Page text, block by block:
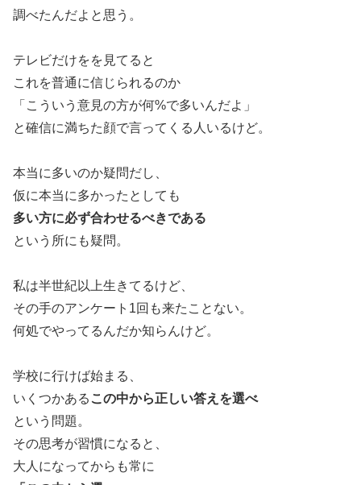
調べたんだよと思う。
テレビだけをを見てると
これを普通に信じられるのか
「こういう意見の方が何%で多いんだよ」
と確信に満ちた顔で言ってくる人いるけど。
本当に多いのか疑問だし、
仮に本当に多かったとしても
多い方に必ず合わせるべきである
という所にも疑問。
私は半世紀以上生きてるけど、
その手のアンケート1回も来たことない。
何処でやってるんだか知らんけど。
学校に行けば始まる、
いくつかある この中から正しい答えを選べ
という問題。
その思考が習慣になると、
大人になってからも常に